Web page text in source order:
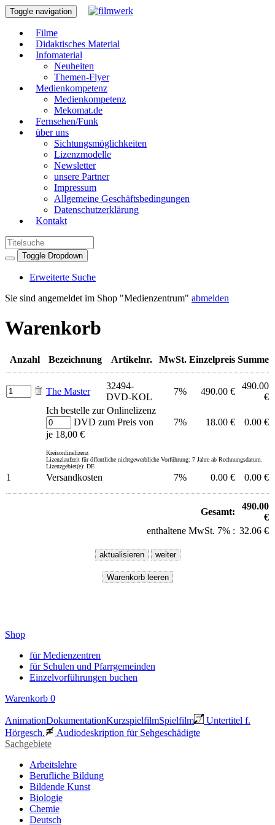
Toggle navigation
Filme
Didaktisches Material
Infomaterial
Neuheiten
Themen-Flyer
Medienkompetenz
Medienkompetenz
Mekomat.de
Fernsehen/Funk
über uns
Sichtungsmöglichkeiten
Lizenzmodelle
Newsletter
unsere Partner
Impressum
Allgemeine Geschäftsbedingungen
Datenschutzerklärung
Kontakt
Toggle Dropdown
Erweiterte Suche
Sie sind angemeldet im Shop "Medienzentrum" abmelden
Warenkorb
Anzahl Bezeichnung Artikelnr. MwSt. Einzelpreis Summe
The Master
32494-
DVD-KOL
7% 490.00 €
490.00
€
Ich bestelle zur Onlinelizenz
DVD zum Preis von
je 18,00 €
7% 18.00 € 0.00 €
Kreisonlinelizenz
Lizenzlaufzeit für öffentliche nichtgewerbliche Vorführung: 7 Jahre ab Rechnungsdatum.
Lizenzgebiet(e): DE
1 Versandkosten 7% 0.00 € 0.00 €
Gesamt:
490.00
€
enthaltene MwSt. 7% : 32.06 €
Shop
für Medienzentren
für Schulen und Pfarrgemeinden
Einzelvorführungen buchen
Warenkorb 0
AnimationDokumentationKurzspielfilmSpielfilm
Untertitel f.
Hörgesch.
Audiodeskription für Sehgeschädigte
Sachgebiete
Arbeitslehre
Berufliche Bildung
Bildende Kunst
Biologie
Chemie
Deutsch